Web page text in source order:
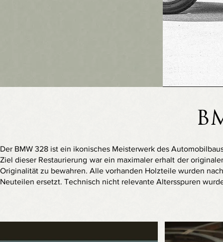
Der BMW 328 ist ein ikonisches Meisterwerk des
Ziel dieser Restaurierung war ein maximaler erhalt der
Originalität zu bewahren. Alle vorhanden Holzteile wurden
Neuteilen ersetzt. Technisch nicht relevante Altersspuren